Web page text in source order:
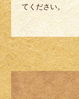
てください。